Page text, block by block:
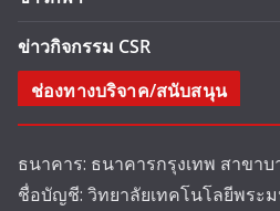
ข่าวกิจกรรม CSR
ช่องทางบริจาค/สนับสนุน
ธนาคาร: ธนาคารกรุงเทพ สาขาบ
ชื่อบัญชี: วิทยาลัยเทคโนโลยีพระ